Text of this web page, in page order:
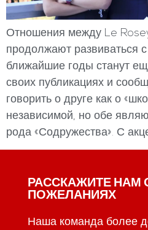
Отношения между Le
продолжают развиваться
ближайшие годы станут
своих публикациях и
говорить о друге как о
независимой, но обе
рода «Содружества». С
РАССКАЖИТЕ НАМ
ПОЖЕЛАНИЯХ
Наша команда более